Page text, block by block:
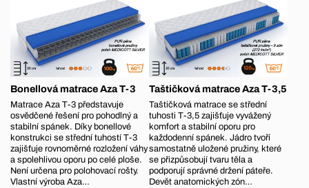
Bonellová matrace Aza T-3
Matrace Aza T-3 představuje
osvědčené řešení pro pohodlný a
stabilní spánek. Díky bonellové
konstrukci se střední tuhostí T-3
zajišťuje rovnoměrné rozložení váhy
a spolehlivou oporu po celé ploše.
Není určena pro polohovací rošty.
Vlastní výroba Aza…
Taštičková matrace Aza T-3,5
Taštičková matrace se střední
tuhosti T-3,5 zajišťuje vyvážený
komfort a stabilní oporu pro
každodenní spánek. Jádro tvoří
samostatně uložené pružiny, které
se přizpůsobují tvaru těla a
podporují správné držení páteře.
Devět anatomických zón…